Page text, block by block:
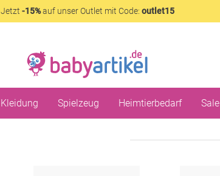
Jetzt -15%auf unser Outlet mit Code: outlet15
Kleidung Spielzeug Heimtierbedarf Sale